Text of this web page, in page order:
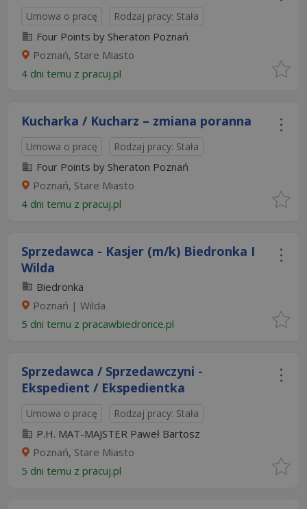
Umowa o pracę Rodzaj pracy: Stała
Four Points by Sheraton Poznań
Poznań, Stare Miasto
4 dni temu z pracuj.pl
Kucharka / Kucharz – zmiana poranna
Umowa o pracę Rodzaj pracy: Stała
Four Points by Sheraton Poznań
Poznań, Stare Miasto
4 dni temu z pracuj.pl
Sprzedawca - Kasjer (m/k) Biedronka I
Wilda
Biedronka
Poznań | Wilda
5 dni temu z pracawbiedronce.pl
Sprzedawca / Sprzedawczyni -
Ekspedient / Ekspedientka
Umowa o pracę Rodzaj pracy: Stała
P.H. MAT-MAJSTER Paweł Bartosz
Poznań, Stare Miasto
5 dni temu z pracuj.pl